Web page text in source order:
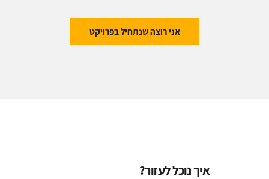
אני רוצה שנתחיל בפרויקט
איך נוכל לעזור?